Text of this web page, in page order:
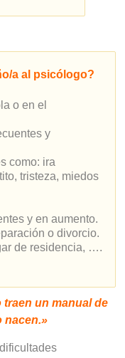
a al psicólogo?
o en el
y
como: ira
tristeza, miedos
y en aumento.
o divorcio.
de residencia, ….
un manual de
nacen.»